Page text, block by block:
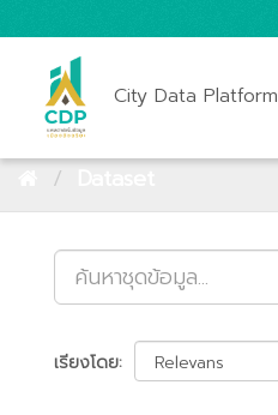
City Data Platform
เรียงโดย